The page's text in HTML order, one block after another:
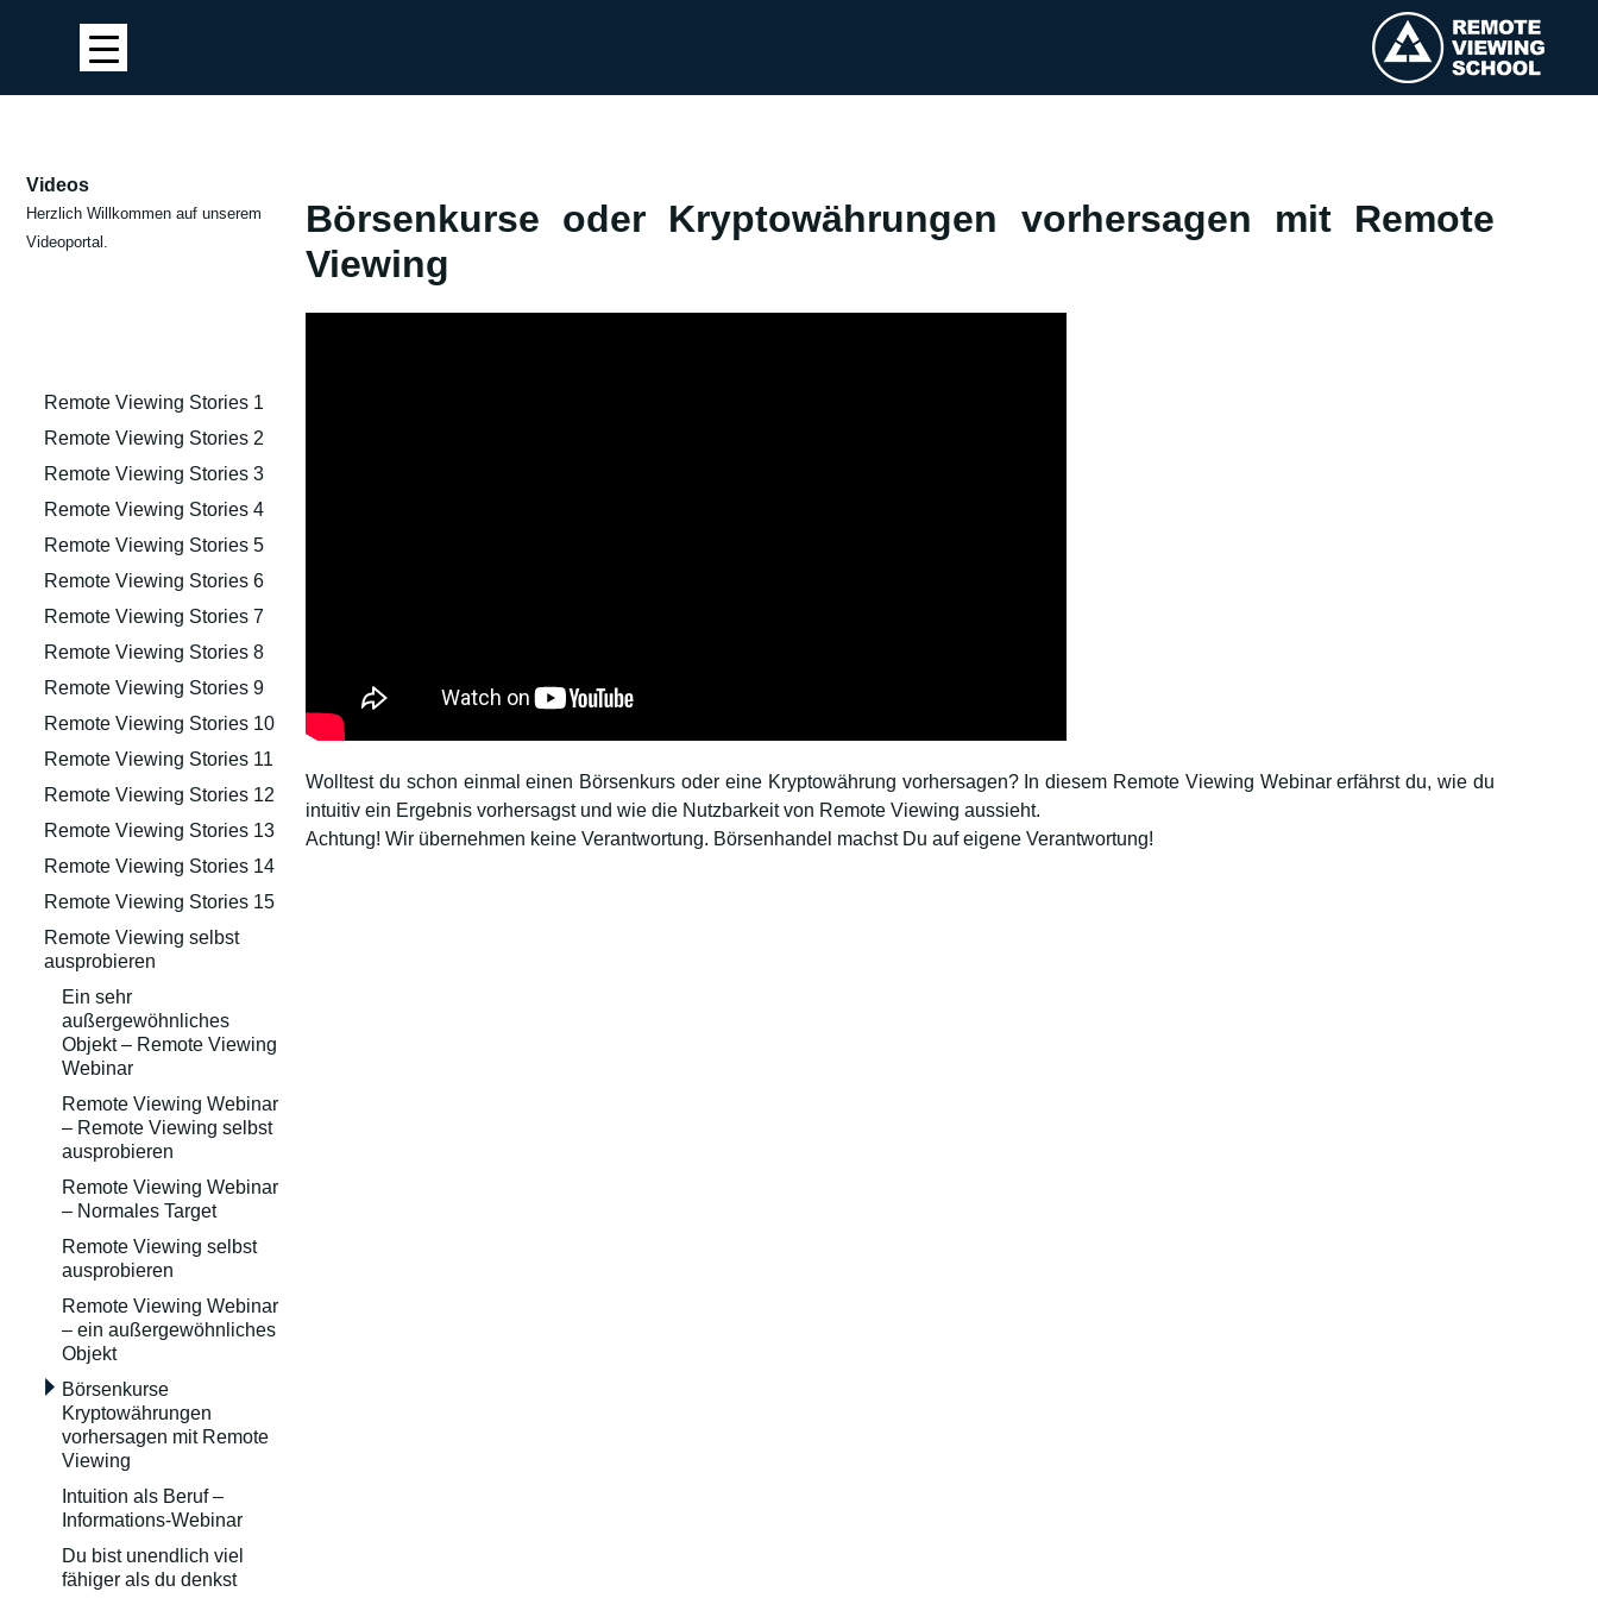
Videos
Herzlich Willkommen auf unserem
Videoportal.
Remote Viewing Stories 1
Remote Viewing Stories 2
Remote Viewing Stories 3
Remote Viewing Stories 4
Remote Viewing Stories 5
Remote Viewing Stories 6
Remote Viewing Stories 7
Remote Viewing Stories 8
Remote Viewing Stories 9
Remote Viewing Stories 10
Remote Viewing Stories 11
Remote Viewing Stories 12
Remote Viewing Stories 13
Remote Viewing Stories 14
Remote Viewing Stories 15
Remote Viewing selbst
ausprobieren
Ein sehr
außergewöhnliches
Objekt – Remote Viewing
Webinar
Remote Viewing Webinar
– Remote Viewing selbst
ausprobieren
Remote Viewing Webinar
– Normales Target
Remote Viewing selbst
ausprobieren
Remote Viewing Webinar
– ein außergewöhnliches
Objekt
Börsenkurse
Kryptowährungen
vorhersagen mit Remote
Viewing
Intuition als Beruf –
Informations-Webinar
Du bist unendlich viel
fähiger als du denkst
Börsenkurse oder Kryptowährungen vorhersagen mit Remote
Viewing
Wolltest du schon einmal einen Börsenkurs oder eine Kryptowährung vorhersagen? In diesem Remote Viewing Webinar erfährst du, wie du
intuitiv ein Ergebnis vorhersagst und wie die Nutzbarkeit von Remote Viewing aussieht.
Achtung! Wir übernehmen keine Verantwortung. Börsenhandel machst Du auf eigene Verantwortung!